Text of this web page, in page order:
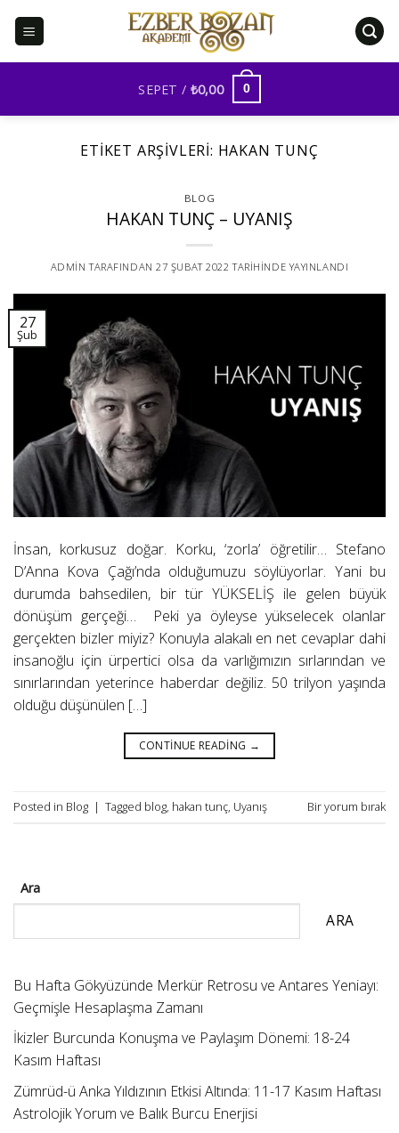
SEPET / ₺0,00 0
ETIKET ARŞIVLERI: HAKAN TUNÇ
BLOG
HAKAN TUNÇ – UYANIŞ
ADMIN TARAFINDAN 27 ŞUBAT 2022 TARIHINDE YAYINLANDI
27
Şub
İnsan, korkusuz doğar. Korku, ‘zorla’ öğretilir… Stefano
D’Anna Kova Çağı’nda olduğumuzu söylüyorlar. Yani bu
durumda bahsedilen, bir tür YÜKSELİŞ ile gelen büyük
dönüşüm gerçeği… Peki ya öyleyse yükselecek olanlar
gerçekten bizler miyiz? Konuyla alakalı en net cevaplar dahi
insanoğlu için ürpertici olsa da varlığımızın sırlarından ve
sınırlarından yeterince haberdar değiliz. 50 trilyon yaşında
olduğu düşünülen […]
CONTINUE READING →
Posted in Blog | Tagged blog, hakan tunç, Uyanış Bir yorum bırak
Ara
ARA
Bu Hafta Gökyüzünde Merkür Retrosu ve Antares Yeniayı:
Geçmişle Hesaplaşma Zamanı
İkizler Burcunda Konuşma ve Paylaşım Dönemi: 18-24
Kasım Haftası
Zümrüd-ü Anka Yıldızının Etkisi Altında: 11-17 Kasım Haftası
Astrolojik Yorum ve Balık Burcu Enerjisi